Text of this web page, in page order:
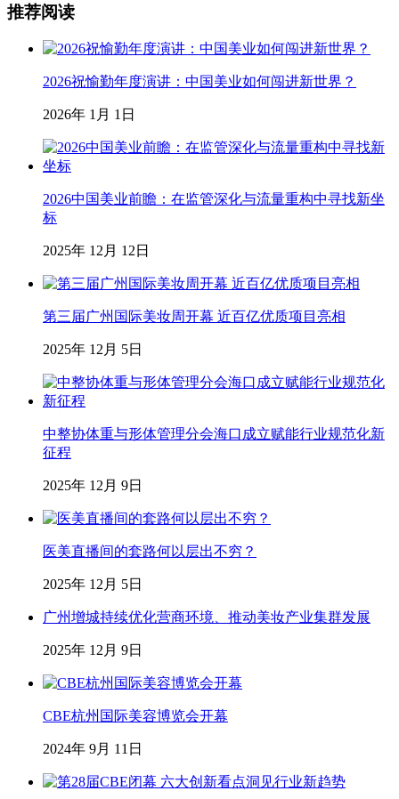
推荐阅读
2026祝愉勤年度演讲：中国美业如何闯进新世界？
2026年 1月 1日
2026中国美业前瞻：在监管深化与流量重构中寻找新坐
标
2025年 12月 12日
第三届广州国际美妆周开幕 近百亿优质项目亮相
2025年 12月 5日
中整协体重与形体管理分会海口成立赋能行业规范化新
征程
2025年 12月 9日
医美直播间的套路何以层出不穷？
2025年 12月 5日
广州增城持续优化营商环境、推动美妆产业集群发展
2025年 12月 9日
CBE杭州国际美容博览会开幕
2024年 9月 11日